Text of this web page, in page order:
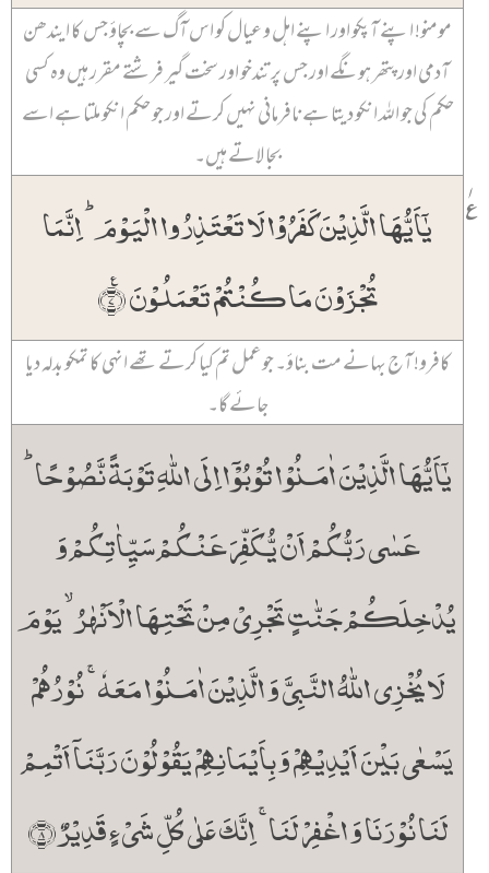
مومنو! اپنے آپکو اور اپنے اہل و عیال کو اس آگ سے بچاؤ جس کا ایندھن
آدمی اور پتھر ہونگے اور جس پر تندخو اور سخت گیر فرشتے مقرر ہیں وہ کسی
حکم کی جو اللہ انکو دیتا ہے نافرمانی نہیں کرتے اور جو حکم انکو ملتا ہے اسے
بجا لاتے ہیں۔
یٰۤاَیُّہَا الَّذِیۡنَ کَفَرُوۡا لَا تَعۡتَذِرُوا الۡیَوۡمَ ؕ اِنَّمَا
تُجۡزَوۡنَ مَا کُنۡتُمۡ تَعۡمَلُوۡنَ ٪﴿۷﴾
۱
کافرو! آج بہانے مت بناؤ۔ جو عمل تم کیا کرتے تھے انہی کا تمکو بدلہ دیا
جائے گا۔
یٰۤاَیُّہَا الَّذِیۡنَ اٰمَنُوۡا تُوۡبُوۡۤا اِلَی اللّٰہِ تَوۡبَۃً نَّصُوۡحًا ؕ
عَسٰی رَبُّکُمۡ اَنۡ یُّکَفِّرَ عَنۡکُمۡ سَیِّاٰتِکُمۡ وَ
یُدۡخِلَکُمۡ جَنّٰتٍ تَجۡرِیۡ مِنۡ تَحۡتِہَا الۡاَنۡہٰرُ ۙ یَوۡمَ
لَا یُخۡزِی اللّٰہُ النَّبِیَّ وَ الَّذِیۡنَ اٰمَنُوۡا مَعَہٗ ۚ نُوۡرُہُمۡ
یَسۡعٰی بَیۡنَ اَیۡدِیۡہِمۡ وَ بِاَیۡمَانِہِمۡ یَقُوۡلُوۡنَ رَبَّنَاۤ اَتۡمِمۡ
لَنَا نُوۡرَنَا وَ اغۡفِرۡ لَنَا ۚ اِنَّکَ عَلٰی کُلِّ شَیۡءٍ قَدِیۡرٌ ﴿۸﴾